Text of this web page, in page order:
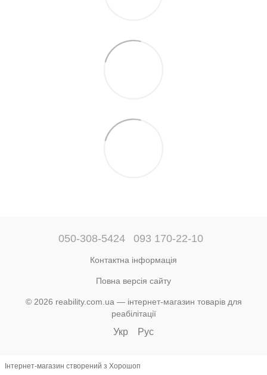
050-308-5424 093 170-22-10
Контактна інформація
Повна версія сайту
© 2026 reability.com.ua — інтернет-магазин товарів для
реабілітації
Укр Рус
Інтернет-магазин створений з Хорошоп